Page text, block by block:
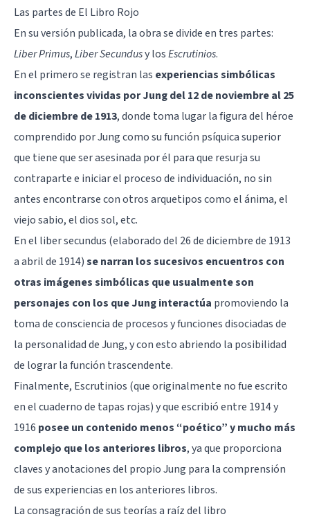
Las partes de El Libro Rojo
En su versión publicada, la obra se divide en tres partes:
Liber Primus,Liber Secundusy losEscrutinios.
En el primero se registran las experiencias simbólicas
inconscientes vividas por Jung del 12 de noviembre al 25
de diciembre de 1913, donde toma lugar la figura del héroe
comprendido por Jung como su función psíquica superior
que tiene que ser asesinada por él para que resurja su
contraparte e iniciar el proceso de individuación, no sin
antes encontrarse con otros arquetipos como el ánima, el
viejo sabio, el dios sol, etc.
En el liber secundus (elaborado del 26 de diciembre de 1913
a abril de 1914)se narran los sucesivos encuentros con
otras imágenes simbólicas que usualmente son
personajes con los que Jung interactúa promoviendo la
toma de consciencia de procesos y funciones disociadas de
la personalidad de Jung, y con esto abriendo la posibilidad
de lograr la función trascendente.
Finalmente, Escrutinios (que originalmente no fue escrito
en el cuaderno de tapas rojas) y que escribió entre 1914 y
1916 posee un contenido menos “poético” y mucho más
complejo que los anteriores libros, ya que proporciona
claves y anotaciones del propio Jung para la comprensión
de sus experiencias en los anteriores libros.
La consagración de sus teorías a raíz del libro